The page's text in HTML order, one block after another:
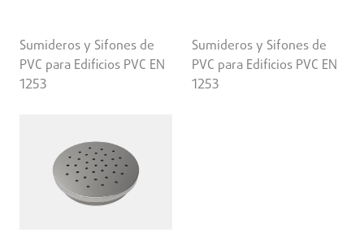
Sumideros y Sifones de
PVC para Edificios PVC EN
1253
Sumideros y Sifones de
PVC para Edificios PVC EN
1253